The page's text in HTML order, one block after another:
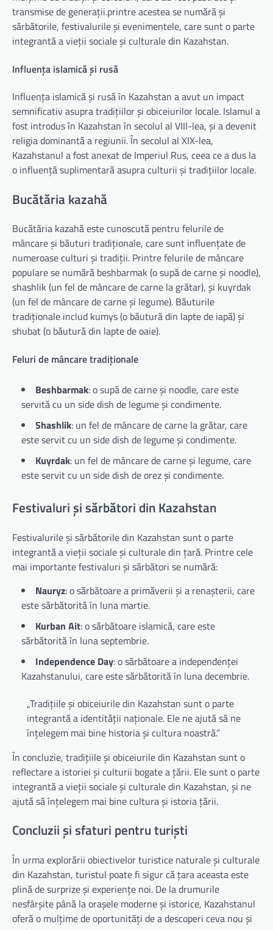
transmise de generații.printre acestea se numără și
sărbătorile, festivalurile și evenimentele, care sunt o parte
integrantă a vieții sociale și culturale din Kazahstan.
Influența islamică și rusă
Influența islamică și rusă în Kazahstan a avut un impact
semnificativ asupra tradițiilor și obiceiurilor locale. Islamul a
fost introdus în Kazahstan în secolul al VIII-lea, și a devenit
religia dominantă a regiunii. În secolul al XIX-lea,
Kazahstanul a fost anexat de Imperiul Rus, ceea ce a dus la
o influență suplimentară asupra culturii și tradițiilor locale.
Bucătăria kazahă
Bucătăria kazahă este cunoscută pentru felurile de
mâncare și băuturi tradiționale, care sunt influențate de
numeroase culturi și tradiții. Printre felurile de mâncare
populare se numără beshbarmak (o supă de carne și noodle),
shashlik (un fel de mâncare de carne la grătar), și kuyrdak
(un fel de mâncare de carne și legume). Băuturile
tradiționale includ kumys (o băutură din lapte de iapă) și
shubat (o băutură din lapte de oaie).
Feluri de mâncare tradiționale
Beshbarmak: o supă de carne și noodle, care este
servită cu un side dish de legume și condimente.
Shashlik: un fel de mâncare de carne la grătar, care
este servit cu un side dish de legume și condimente.
Kuyrdak: un fel de mâncare de carne și legume, care
este servit cu un side dish de orez și condimente.
Festivaluri și sărbători din Kazahstan
Festivalurile și sărbătorile din Kazahstan sunt o parte
integrantă a vieții sociale și culturale din țară. Printre cele
mai importante festivaluri și sărbători se numără:
Nauryz: o sărbătoare a primăverii și a renașterii, care
este sărbătorită în luna martie.
Kurban Ait: o sărbătoare islamică, care este
sărbătorită în luna septembrie.
Independence Day: o sărbătoare a independenței
Kazahstanului, care este sărbătorită în luna decembrie.
„Tradițiile și obiceiurile din Kazahstan sunt o parte
integrantă a identității naționale. Ele ne ajută să ne
înțelegem mai bine historia și cultura noastră.”
În concluzie, tradițiile și obiceiurile din Kazahstan sunt o
reflectare a istoriei și culturii bogate a țării. Ele sunt o parte
integrantă a vieții sociale și culturale din Kazahstan, și ne
ajută să înțelegem mai bine cultura și istoria țării.
Concluzii și sfaturi pentru turiști
În urma explorării obiectivelor turistice naturale și culturale
din Kazahstan, turistul poate fi sigur că țara aceasta este
plină de surprize și experiențe noi. De la drumurile
nesfârșite până la orașele moderne și istorice, Kazahstanul
oferă o mulțime de oportunități de a descoperi ceva nou și